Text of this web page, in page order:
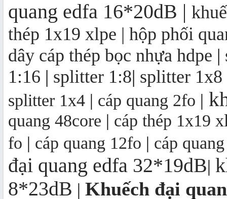
quang edfa 16*20dB |
thép 1x19 xlpe | hộp phối
dây cáp thép bọc nhựa hdpe |
1:16 | splitter 1:8| splitter 1x8
splitter 1x4 | cáp quang 2fo |
quang 48core | cáp thép 1x19
fo | cáp quang 12fo | cáp
đại quang edfa 32*19dB|
8*23dB | Khuếch đại